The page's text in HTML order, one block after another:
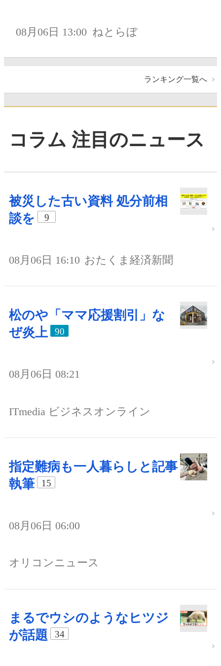
08月06日 13:00 ねとらぼ
ランキング一覧へ
コラム 注目のニュース
被災した古い資料 処分前相
談を
9
08月06日 16:10 おたくま経済新聞
松のや「ママ応援割引」な
ぜ炎上
90
08月06日 08:21
ITmedia ビジネスオンライン
指定難病も一人暮らしと記事
執筆
15
08月06日 06:00
オリコンニュース
まるでウシのようなヒツジ
が話題
34